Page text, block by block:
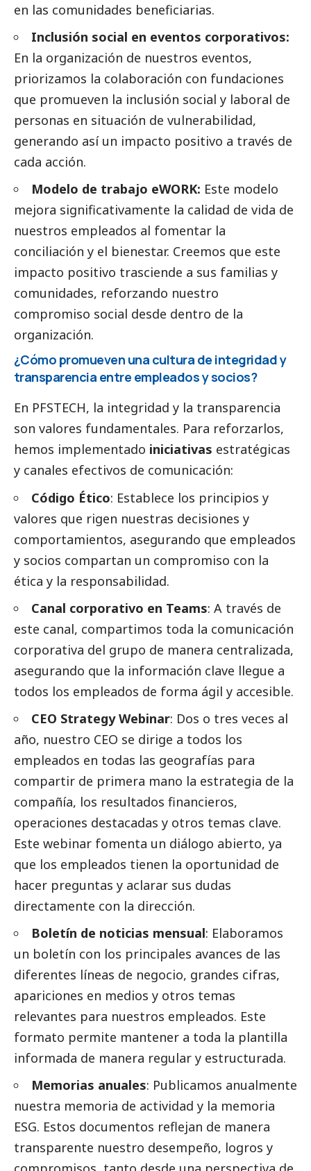
en las comunidades beneficiarias.
Inclusión social en eventos corporativos:
En la organización de nuestros eventos,
priorizamos la colaboración con fundaciones
que promueven la inclusión social y laboral de
personas en situación de vulnerabilidad,
generando así un impacto positivo a través de
cada acción.
Modelo de trabajo eWORK: Este modelo
mejora significativamente la calidad de vida de
nuestros empleados al fomentar la
conciliación y el bienestar. Creemos que este
impacto positivo trasciende a sus familias y
comunidades, reforzando nuestro
compromiso social desde dentro de la
organización.
¿Cómo promueven una cultura de integridad y
transparencia entre empleados y socios?
En PFSTECH, la integridad y la transparencia
son valores fundamentales. Para reforzarlos,
hemos implementado iniciativas estratégicas
y canales efectivos de comunicación:
Código Ético: Establece los principios y
valores que rigen nuestras decisiones y
comportamientos, asegurando que empleados
y socios compartan un compromiso con la
ética y la responsabilidad.
Canal corporativo en Teams: A través de
este canal, compartimos toda la comunicación
corporativa del grupo de manera centralizada,
asegurando que la información clave llegue a
todos los empleados de forma ágil y accesible.
CEO Strategy Webinar: Dos o tres veces al
año, nuestro CEO se dirige a todos los
empleados en todas las geografías para
compartir de primera mano la estrategia de la
compañía, los resultados financieros,
operaciones destacadas y otros temas clave.
Este webinar fomenta un diálogo abierto, ya
que los empleados tienen la oportunidad de
hacer preguntas y aclarar sus dudas
directamente con la dirección.
Boletín de noticias mensual: Elaboramos
un boletín con los principales avances de las
diferentes líneas de negocio, grandes cifras,
apariciones en medios y otros temas
relevantes para nuestros empleados. Este
formato permite mantener a toda la plantilla
informada de manera regular y estructurada.
Memorias anuales: Publicamos anualmente
nuestra memoria de actividad y la memoria
ESG. Estos documentos reflejan de manera
transparente nuestro desempeño, logros y